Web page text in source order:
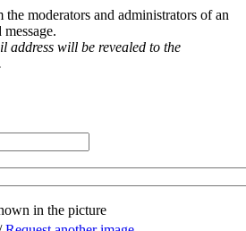
moderators and administrators of an
address will be revealed to the